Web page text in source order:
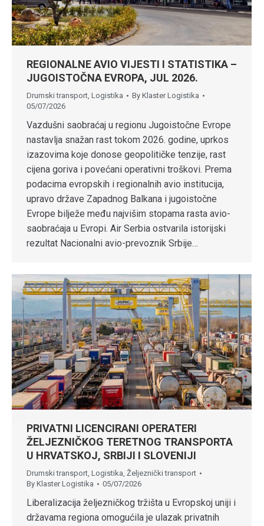
REGIONALNE AVIO VIJESTI I STATISTIKA –
JUGOISTOČNA EVROPA, JUL 2026.
Drumski transport, Logistika By Klaster Logistika
05/07/2026
Vazdušni saobraćaj u regionu Jugoistočne Evrope
nastavlja snažan rast tokom 2026. godine, uprkos
izazovima koje donose geopolitičke tenzije, rast
cijena goriva i povećani operativni troškovi. Prema
podacima evropskih i regionalnih avio institucija,
upravo države Zapadnog Balkana i jugoistočne
Evrope bilježe među najvišim stopama rasta avio-
saobraćaja u Evropi. Air Serbia ostvarila istorijski
rezultat Nacionalni avio-prevoznik Srbije…
PRIVATNI LICENCIRANI OPERATERI
ŽELJEZNIČKOG TERETNOG TRANSPORTA
U HRVATSKOJ, SRBIJI I SLOVENIJI
Drumski transport, Logistika, Željeznički transport
By Klaster Logistika 05/07/2026
Liberalizacija željezničkog tržišta u Evropskoj uniji i
državama regiona omogućila je ulazak privatnih